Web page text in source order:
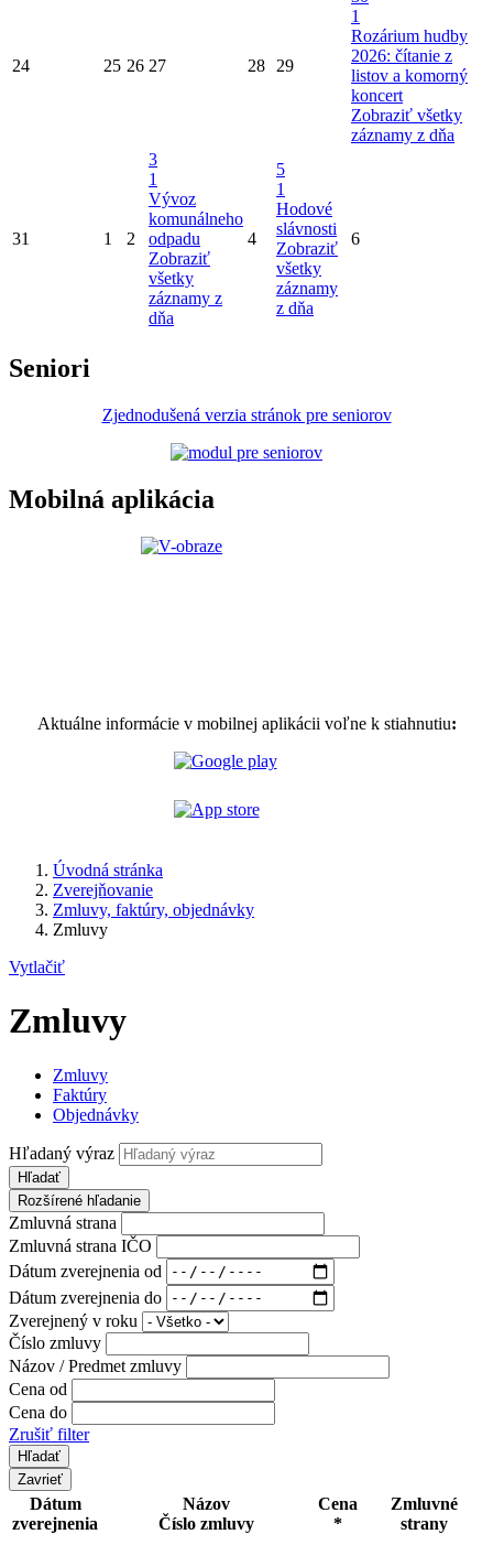
24 25 26 27 28 29
1
Rozárium hudby
2026: čítanie z
listov a komorný
koncert
Zobraziť všetky
záznamy z dňa
31 1 2
3
1
Vývoz
komunálneho
odpadu
Zobraziť
všetky
záznamy z
dňa
4
5
1
Hodové
slávnosti
Zobraziť
všetky
záznamy
z dňa
6
Seniori
Zjednodušená verzia stránok pre seniorov
Mobilná aplikácia
Aktuálne informácie v mobilnej aplikácii voľne k stiahnutiu:
Úvodná stránka
Zverejňovanie
Zmluvy, faktúry, objednávky
Zmluvy
Vytlačiť
Zmluvy
Zmluvy
Faktúry
Objednávky
Hľadaný výraz
Hľadať
Rozšírené hľadanie
Zmluvná strana
Zmluvná strana IČO
Dátum zverejnenia od
Dátum zverejnenia do
Zverejnený v roku
Číslo zmluvy
Názov / Predmet zmluvy
Cena od
Cena do
Zrušiť filter
Zavrieť
Dátum
zverejnenia
Názov
Číslo zmluvy
Cena
*
Zmluvné
strany